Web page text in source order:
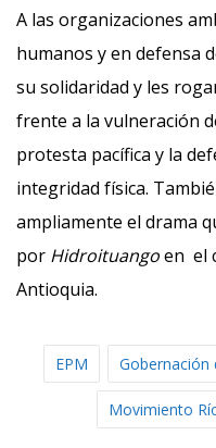
A las organizaciones
humanos y en defensa
su solidaridad y les
frente a la vulneración
protesta pacífica y la
integridad física.
ampliamente el drama
por Hidroituangoen el
Antioquia.
EPM Gobernación
Movimiento